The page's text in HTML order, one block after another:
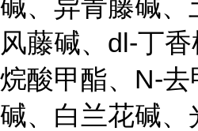
碱、异青藤碱、
风藤碱、 dl-丁香
烷酸甲酯、 N-去
碱、白兰花碱、